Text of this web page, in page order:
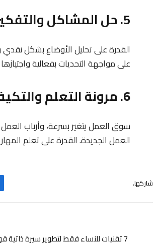
5. حل المشاكل والتفكير النقدي
القدرة على تحليل الأوضاع بشكل
على مواجهة التحديات بفعالية
6. مرونة التعلم والتكيف مع التغيير
سوق العمل يتغير بسرعة، وأرباب
العمل الجديدة. القدرة على تعلم
شاركها.
7 تقنيات للنساء فقط لتطوير سيرة ذاتية قوية وفعّالة